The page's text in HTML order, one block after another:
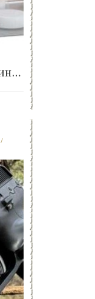
Амброксол: сироп для детей, инструкция по..
/